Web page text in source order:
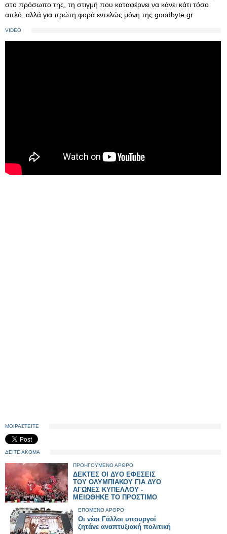
στο πρόσωπο της, τη στιγμή που καταφέρνει να κάνει κάτι τόσο
απλό, αλλά για πρώτη φορά εντελώς μόνη της goodbyte.gr
VIDEO
ΜΟΙΡΑΣΤΕΙΤΕ
ΔΕΙΤΕ ΑΚΟΜΑ
ΠΡΟΗΓΟΥΜΕΝΟ ΑΡΘΡΟ
ΔΕΚΤΕΣ ΟΙ ΔΥΟ ΕΦΕΣΕΙΣ
ΤΟΥ ΟΛΥΜΠΙΑΚΟΥ ΓΙΑ ΔΥΟ
ΑΓΩΝΕΣ ΚΥΠΕΛΛΟΥ -
ΜΕΙΩΘΗΚΕ ΤΟ ΠΡΟΣΤΙΜΟ
ΕΠΟΜΕΝΟ ΑΡΘΡΟ
Οι νέοι Γάλλοι υπουργοί
ζητάνε αναπτυξιακή πολιτική